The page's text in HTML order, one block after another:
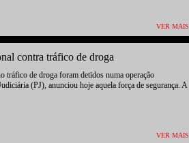
VER MAIS
contra tráfico de droga
tráfico de droga foram detidos numa operação
(PJ), anunciou hoje aquela força de segurança. A
VER MAIS